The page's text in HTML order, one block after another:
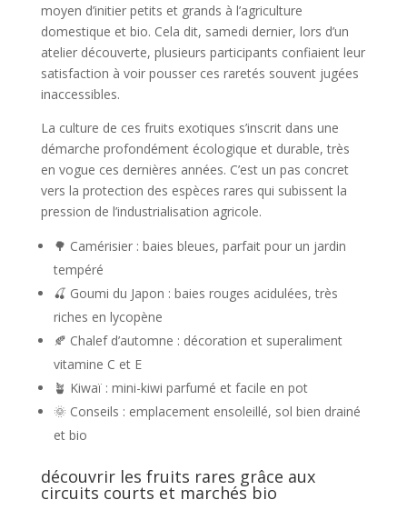
moyen d’initier petits et grands à l’agriculture
domestique et bio. Cela dit, samedi dernier, lors d’un
atelier découverte, plusieurs participants confiaient leur
satisfaction à voir pousser ces raretés souvent jugées
inaccessibles.
La culture de ces fruits exotiques s’inscrit dans une
démarche profondément écologique et durable, très
en vogue ces dernières années. C’est un pas concret
vers la protection des espèces rares qui subissent la
pression de l’industrialisation agricole.
🌳 Camérisier : baies bleues, parfait pour un jardin
tempéré
🍒 Goumi du Japon : baies rouges acidulées, très
riches en lycopène
🍂 Chalef d’automne : décoration et superaliment
vitamine C et E
🪴 Kiwaï : mini-kiwi parfumé et facile en pot
🌞 Conseils : emplacement ensoleillé, sol bien drainé
et bio
découvrir les fruits rares grâce aux
circuits courts et marchés bio